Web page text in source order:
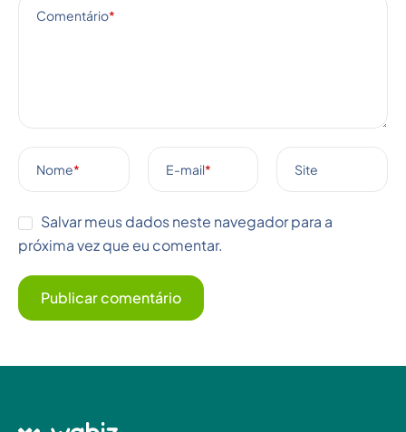
Comentário*
Nome* E-mail* Site
Salvar meus dados neste navegador para a
próxima vez que eu comentar.